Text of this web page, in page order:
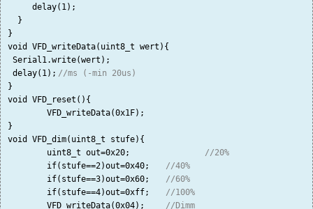
     delay(1);
  }
}
void VFD_writeData(uint8_t wert){
Serial1.write(wert);
delay(1); //ms (-min 20us)
}
void VFD_reset(){
}
void VFD_dim(uint8_t stufe){
//20%
//40%
//60%
//100%
//Dimm